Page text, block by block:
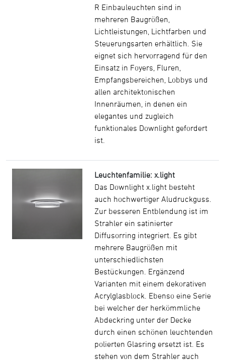
R Einbauleuchten sind in
mehreren Baugrößen,
Lichtleistungen, Lichtfarben und
Steuerungsarten erhältlich. Sie
eignet sich hervorragend für den
Einsatz in Foyers, Fluren,
Empfangsbereichen, Lobbys und
allen architektonischen
Innenräumen, in denen ein
elegantes und zugleich
funktionales Downlight gefordert
ist.
Leuchtenfamilie: x.light
Das Downlight x.light besteht
auch hochwertiger Aludruckguss.
Zur besseren Entblendung ist im
Strahler ein satinierter
Diffusorring integriert. Es gibt
mehrere Baugrößen mit
unterschiedlichsten
Bestückungen. Ergänzend
Varianten mit einem dekorativen
Acrylglasblock. Ebenso eine Serie
bei welcher der herkömmliche
Abdeckring unter der Decke
durch einen schönen leuchtenden
polierten Glasring ersetzt ist. Es
stehen von dem Strahler auch